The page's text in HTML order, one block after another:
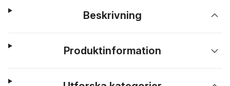
Beskrivning
Produktinformation